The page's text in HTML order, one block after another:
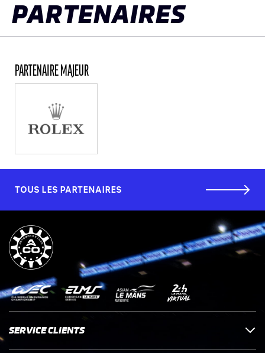
PARTENAIRES
PARTENAIRE MAJEUR
TOUS LES PARTENAIRES
SERVICE CLIENTS